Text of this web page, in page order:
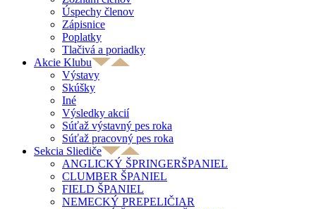
Úspechy členov
Zápisnice
Poplatky
Tlačivá a poriadky
Akcie Klubu
Výstavy
Skúšky
Iné
Výsledky akcií
Súťaž výstavný pes roka
Súťaž pracovný pes roka
Sekcia Sliediče
ANGLICKÝ ŠPRINGERŠPANIEL
CLUMBER ŠPANIEL
FIELD ŠPANIEL
NEMECKÝ PREPELIČIAR